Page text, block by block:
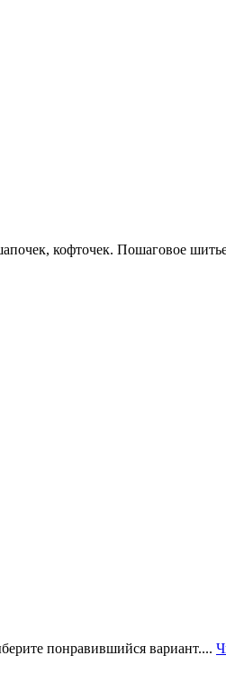
кофточек. Пошаговое
понравившийся вариант....